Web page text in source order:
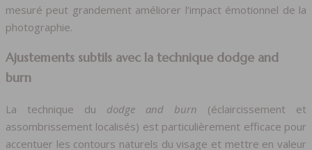
mesuré peut grandement améliorer l’impact émotionnel de la
photographie.
Ajustements subtils avec la technique dodge and
burn
La technique du dodge and burn (éclaircissement et
assombrissement localisés) est particulièrement efficace pour
accentuer les contours naturels du visage et mettre en valeur